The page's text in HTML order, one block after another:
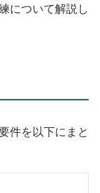
について解説し
件を以下にまと